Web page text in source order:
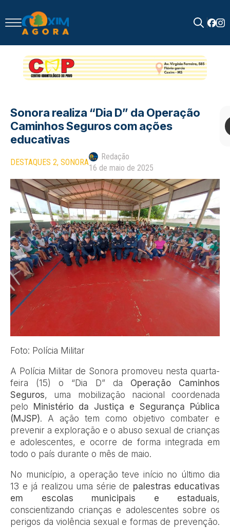
for:
Sonora realiza “Dia D” da Operação
Caminhos Seguros com ações
educativas
DESTAQUES 2 SONORA
Redação
16 de maio de 2025
Foto: Polícia Militar
A Polícia Militar de Sonora promoveu nesta quarta-
feira (15) o “Dia D” da Operação Caminhos
Seguros, uma mobilização nacional coordenada
pelo Ministério da Justiça e Segurança Pública
(MJSP). A ação tem como objetivo combater e
prevenir a exploração e o abuso sexual de crianças
e adolescentes, e ocorre de forma integrada em
todo o país durante o mês de maio.
No município, a operação teve início no último dia
13 e já realizou uma série de palestras educativas
em escolas municipais e estaduais,
conscientizando crianças e adolescentes sobre os
perigos da violência sexual e formas de prevenção.